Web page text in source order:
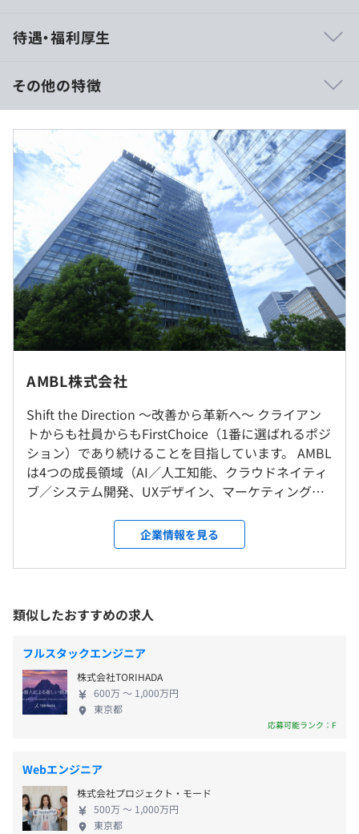
を提供しています。積極的にさまざまなプロジェクトや職
ランク上の、スキルとキャリアを手に入れることが可能で
す。
■個人のキャリアに合わせ、役割やミッションを決めるの
で、ひとりひとりが思い描くキャリアビジョンを実現でき
ます。また、上下関係が非常にフラットです。役職者でも
役員でも社長でも1on1で意思や提案を伝えることができ
■育成制度、資格取得支援、キャリアアップ制度が充実し
ています。社員の成長への投資を惜しまない社風なので、
入社後もスキルアップができる環境を徹底して整えていま
す。
■例１
施策立案をサポートする示唆出し
１．基礎分析（データを可視化）
RFMセグメントごとの属性やコンテンツの利用状況を可視
化し傾向を把握
RFMセグメントの遷移ルートを可視化し傾向を把握
→傾向を元に施策の実行 or 強化
使用ツール：BigQuery、Looker Studio
時系列モデルを用いてMydaizの利用ログから翌月のセグ
使用ツール：Python（scikit-learnなど）
３．レコメンドアルゴリズム
協調フィルタリング、バンディット等
使用ツール：Python（scikit-learn、Scratchなど）
■例２
ECを運営している事業会社様に対して全保有チャネルの
マーケティングを支援し、CRMデータ分析により、効率的
でデータドリブンなCRMコミュニケーション施策設計/運
在宅勤務も可能です。
就業場所の変更範囲
＜雇入時＞
本社、および自宅
＜変更範囲＞
会社の定める場所（テレワークを行う場所を含む）
受動喫煙防止措置に関する事項
「大崎駅」より徒歩5分
待遇・福利厚生
賃金形態：月給
年収：650万円～1200万円（月収：45万1千300円～）
うち固定残業代 10万5千773円/30h～
※超過分は別途支給
※スキルに応じ、決定します
（※想定年収は年収提示額を保証するものではありません）
所定労働時間：8時間（うち1時間休憩）／月160時間程度
※所定労働時間を超える労働の有無：あり
休憩時間：60分
平均残業時間：5〜20時間／月
■夏季休暇（有給付与に変更）
■年末年始休暇（12/29〜1/3）
■時間年休制度（1時間単位で有給取得が可能）
■産休育休取得実績（復職率100％）
■子の看護休暇
■交通費支給（実費精算支給）
その他の特徴
AMBL株式会社
Shift the Direction ～改善から革新へ～ クライアン
トからも社員からもFirstChoice（1番に選ばれるポジ
ション）であり続けることを目指しています。 AMBL
は4つの成長領域（AI／人工知能、クラウドネイティ
ブ／システム開発、UXデザイン、マーケティング）
単独での支援も、それぞれの領域をかけあわせた支
援の実績もあり、さまざまなニーズにお答えするケ
ーパビリティを持っています。 また、各サービスと
業特有の問題や前例のないDX課題にも柔軟に対応し
ます。 全国で認知されているナショナルクライアン
トのプロジェクトを数多く手がけているため、開発
スキルだけではなく、 多方面の業界知識やビジネス
パーソンとしても成長可能です。 自身の開発の成果
が目に見えるので、得られるやりがいも達成感も大
きく、モチベーション高く働けます！ 【最先端技術
データ ・大手時計メーカーの購買データ ・スポーツ
振興くじの購買データ ・位置情報データ ・電気・ガ
スなどの大規模な顧客データ ・ポイントカードサー
ビスの購買データ ・某テレビ局の視聴データ、動画
企業情報を見る
類似したおすすめの求人
フルスタックエンジニア
株式会社TORIHADA
600万 〜 1,000万円
東京都
応募可能ランク：F
Webエンジニア
株式会社プロジェクト・モード
500万 〜 1,000万円
東京都